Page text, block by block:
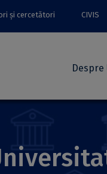
și cercetători CIVIS
Despre